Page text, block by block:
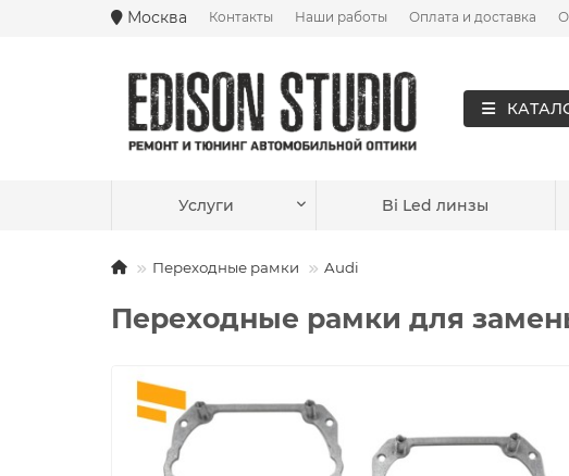
Москва Контакты Наши работы Оплата и доставка
Услуги Bi Led линзы
Переходные рамки Audi
Переходные рамки для